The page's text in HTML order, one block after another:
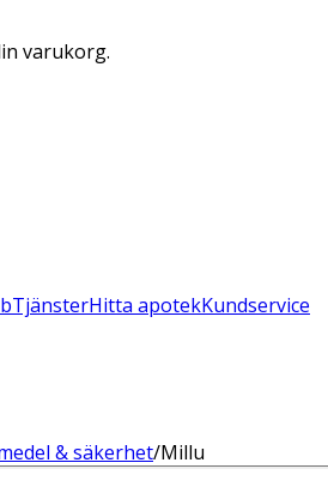
varukorg.
TjänsterHitta apotekKundservice
& säkerhet/Millu